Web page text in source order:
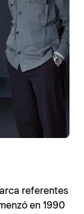
referentes
en 1990